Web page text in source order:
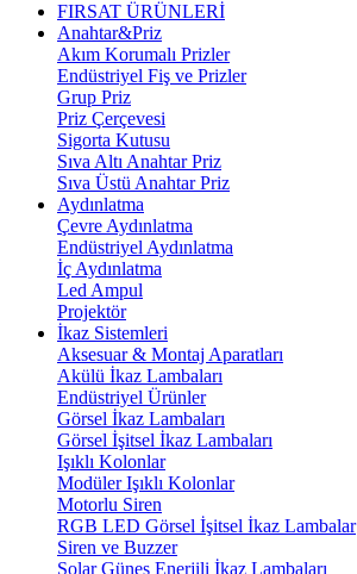
FIRSAT ÜRÜNLERİ
Anahtar&Priz
Akım Korumalı Prizler
Endüstriyel Fiş ve Prizler
Grup Priz
Priz Çerçevesi
Sigorta Kutusu
Sıva Altı Anahtar Priz
Sıva Üstü Anahtar Priz
Aydınlatma
Çevre Aydınlatma
Endüstriyel Aydınlatma
İç Aydınlatma
Led Ampul
Projektör
İkaz Sistemleri
Aksesuar & Montaj Aparatları
Akülü İkaz Lambaları
Endüstriyel Ürünler
Görsel İkaz Lambaları
Görsel İşitsel İkaz Lambaları
Işıklı Kolonlar
Modüler Işıklı Kolonlar
Motorlu Siren
RGB LED Görsel İşitsel İkaz Lambalar
Siren ve Buzzer
Solar Güneş Enerjili İkaz Lambaları